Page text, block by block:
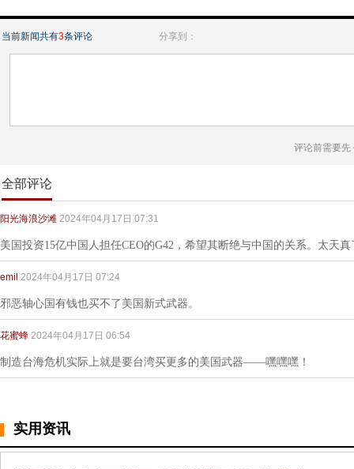
当前新闻共有3条评论 分享到：
评论前需要先
全部评论
阳光海浪沙滩 2024年04月17日 07:31
美国投资15亿中国人担任CEO的G42，希望其断绝与中国的关系。太天真
emil 2024年04月17日 07:24
邪恶轴心国有钱也买不了美国新式武器。
花蜜蜂 2024年04月17日 06:54
制造台海危机实际上就是要台湾买更多的美国武器——嘿嘿嘿！
实用资讯